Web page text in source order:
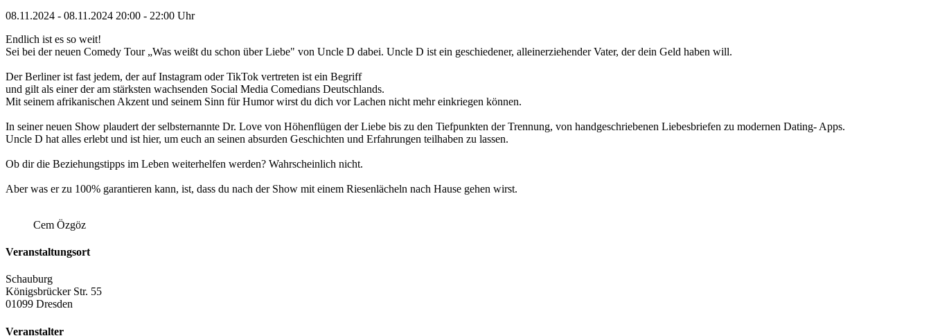
08.11.2024 - 08.11.2024 20:00 - 22:00 Uhr
Endlich ist es so weit!
Sei bei der neuen Comedy Tour „Was weißt du schon über Liebe" von Uncle D dabei. Uncle D ist ein geschiedener, alleinerziehender Vater, der dein Geld haben will.
Der Berliner ist fast jedem, der auf Instagram oder TikTok vertreten ist ein Begriff
und gilt als einer der am stärksten wachsenden Social Media Comedians Deutschlands.
Mit seinem afrikanischen Akzent und seinem Sinn für Humor wirst du dich vor Lachen nicht mehr einkriegen können.
In seiner neuen Show plaudert der selbsternannte Dr. Love von Höhenflügen der Liebe bis zu den Tiefpunkten der Trennung, von handgeschriebenen Liebesbriefen zu modernen Dating- Apps.
Uncle D hat alles erlebt und ist hier, um euch an seinen absurden Geschichten und Erfahrungen teilhaben zu lassen.
Ob dir die Beziehungstipps im Leben weiterhelfen werden? Wahrscheinlich nicht.
Aber was er zu 100% garantieren kann, ist, dass du nach der Show mit einem Riesenlächeln nach Hause gehen wirst.
Cem Özgöz
Veranstaltungsort
Schauburg
Königsbrücker Str. 55
01099 Dresden
Veranstalter